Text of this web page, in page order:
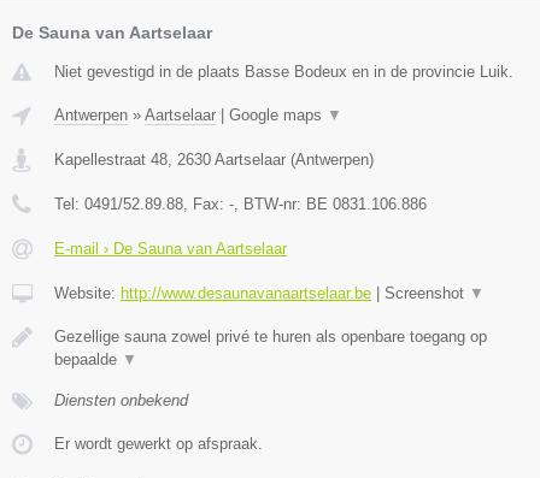
De Sauna van Aartselaar
Niet gevestigd in de plaats Basse Bodeux en in de provincie Luik.
Antwerpen » Aartselaar Google maps ▼
Kapellestraat 48, 2630 Aartselaar (Antwerpen)
Tel: 0491/52.89.88, Fax: -, BTW-nr: BE 0831.106.886
E-mail › De Sauna van Aartselaar
Website: http://www.desaunavanaartselaar.be Screenshot ▼
Gezellige sauna zowel privé te huren als openbare toegang op
bepaalde ▼
Diensten onbekend
Er wordt gewerkt op afspraak.